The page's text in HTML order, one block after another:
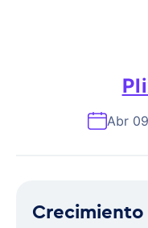
Abr
Crecimiento